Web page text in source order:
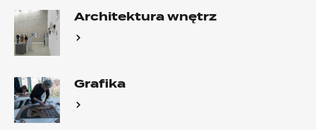
Architektura wnętrz
Grafika